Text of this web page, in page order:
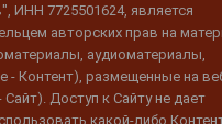
ИНН 7725501624, является
авторских прав на
аудиоматериалы,
- Контент), размещенные на
Доступ к Сайту не дает
какой-либо